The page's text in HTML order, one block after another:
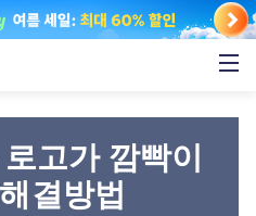
고가 깜빡이
결방법